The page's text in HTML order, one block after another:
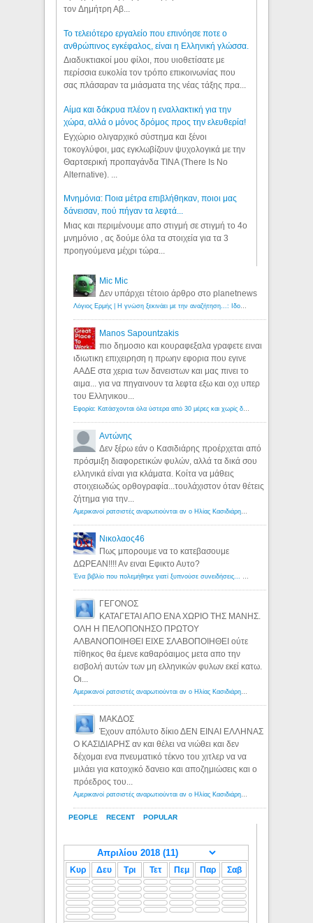
τον Δημήτρη Αβ...
Το τελειότερο εργαλείο που επινόησε ποτε ο
ανθρώπινος εγκέφαλος, είναι η Ελληνική γλώσσα.
Διαδυκτιακοί μου φίλοι, που υιοθετίσατε με
περίσσια ευκολία τον τρόπο επικοινωνίας που
σας πλάσαραν τα μιάσματα της νέας τάξης πρα...
Αίμα και δάκρυα πλέον η εναλλακτική για την
χώρα, αλλά ο μόνος δρόμος προς την ελευθερία!
Εγχώριο ολιγαρχικό σύστημα και ξένοι
τοκογλύφοι, μας εγκλωβίζουν ψυχολογικά με την
Θαρτσερική προπαγάνδα TINA (There Is No
Alternative). ...
Μνημόνια: Ποια μέτρα επιβλήθηκαν, ποιοι μας
δάνεισαν, πού πήγαν τα λεφτά...
Μιας και περιμένουμε απο στιγμή σε στιγμή το 4ο
μνημόνιο , ας δούμε όλα τα στοιχεία για τα 3
προηγούμενα μέχρι τώρα...
PEOPLE RECENT POPULAR
Mic Mic
Δεν υπάρχει τέτοιο άρθρο στο planetnews
Λόγιος Ερμής | Η γνώση ξεκινάει με την αναζήτηση...: Ιδού οι 18 που χρωστούν 11 δις ευρώ!
Manos Sapountzakis
πιο δημοσιο και κουραφεξαλα γραφετε ειναι
ιδιωτικη επιχειρηση η πρωην εφορια που εγινε
ΑΑΔΕ στα χερια των δανειστων και μας πινει το
αιμα... για να πηγαινουν τα λεφτα εξω και οχι υπερ
του Ελληνικου...
Εφορία: Κατάσχονται όλα ύστερα από 30 μέρες και χωρίς δικαστικές αποφάσεις - Λόγιος Ερμής
Αντώνης
Δεν ξέρω εάν ο Κασιδιάρης προέρχεται από
πρόσμιξη διαφορετικών φυλών, αλλά τα δικά σου
ελληνικά είναι για κλάματα. Κοίτα να μάθεις
στοιχειωδώς ορθογραφία...τουλάχιστον όταν θέτεις
ζήτημα για την...
Αμερικανοί ρατσιστές αναρωτιούνται αν ο Ηλίας Κασιδιάρης ανήκει στη λευκή φυλή... - Λόγιος Ερμής
Νικολαος46
Πως μπορουμε να το κατεβασουμε
ΔΩΡΕΑΝ!!!! Αν ειναι Εφικτο Αυτο?
Ένα βιβλίο που πολεμήθηκε γιατί ξυπνούσε συνειδήσεις... - Λόγιος Ερμής | Η γνώση ξεκινάει με την αναζήτηση...
ΓΕΓΟΝΟΣ
ΚΑΤΑΓΕΤΑΙ ΑΠΟ ΕΝΑ ΧΩΡΙΟ ΤΗΣ ΜΑΝΗΣ.
ΟΛΗ Η ΠΕΛΟΠΟΝΗΣΟ ΠΡΩΤΟΥ
ΑΛΒΑΝΟΠΟΙΗΘΕΙ ΕΙΧΕ ΣΛΑΒΟΠΟΙΗΘΕΙ ούτε
πίθηκος θα έμενε καθαρόαιμος μετα απο την
εισβολή αυτών των μη ελληνικών φυλων εκεί κατω.
Οι...
Αμερικανοί ρατσιστές αναρωτιούνται αν ο Ηλίας Κασιδιάρης ανήκει στη λευκή φυλή... - Λόγιος Ερμής
ΜΑΚΔΟΣ
Έχουν απόλυτο δίκιο ΔΕΝ ΕΙΝΑΙ ΕΛΛΗΝΑΣ
Ο ΚΑΣΙΔΙΑΡΗΣ αν και θέλει να νιώθει και δεν
δέχομαι ενα πνευματικό τέκνο του χιτλερ να να
μιλάει για κατοχικό δανειο και αποζημιώσεις και ο
πρόεδρος του...
Αμερικανοί ρατσιστές αναρωτιούνται αν ο Ηλίας Κασιδιάρης ανήκει στη λευκή φυλή... - Λόγιος Ερμής
Κυρ Δευ Τρι Τετ Πεμ Παρ Σαβ